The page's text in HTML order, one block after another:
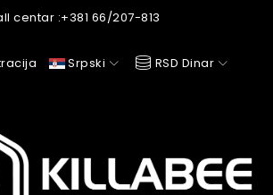
centar :+381 66/207-813
Srpski RSD Dinar